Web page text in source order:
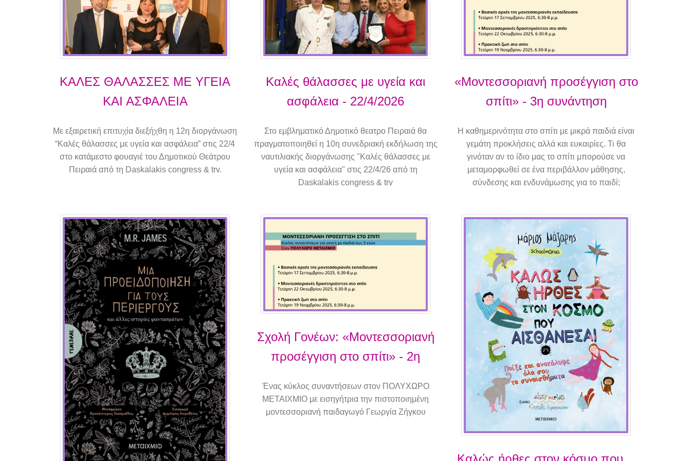
KΑΛΕΣ ΘΑΛΑΣΣΕΣ ΜΕ ΥΓΕΙΑ
ΚΑΙ ΑΣΦΑΛΕΙΑ
Με εξαιρετική επιτυχία διεξήχθη η 12η διοργάνωση
“Καλές θάλασσες με υγεία και ασφάλεια” στις 22/4
στο κατάμεστο φουαγιέ του Δημοτικού Θεάτρου
Πειραιά από τη Daskalakis congress & trv.
Καλές θάλασσες με υγεία και
ασφάλεια - 22/4/2026
Στο εμβληματικό Δημοτικό θεατρο Πειραιά θα
πραγματοποιηθεί η 10η συνεδριακή εκδήλωση της
ναυτιλιακής διοργάνωσης "Καλές θάλασσες με
υγεία και ασφάλεια" στις 22/4/26 από τη
Daskalakis congress & trv
«Μοντεσσοριανή προσέγγιση στο
σπίτι» - 3η συνάντηση
Η καθημερινότητα στο σπίτι με μικρά παιδιά είναι
γεμάτη προκλήσεις αλλά και ευκαιρίες. Τι θα
γινόταν αν το ίδιο μας το σπίτι μπορούσε να
μεταμορφωθεί σε ένα περιβάλλον μάθησης,
σύνδεσης και ενδυνάμωσης για το παιδί;
Σχολή Γονέων: «Μοντεσσοριανή
προσέγγιση στο σπίτι» - 2η
Ένας κύκλος συναντήσεων στον ΠΟΛΥΧΩΡΟ
ΜΕΤΑΙΧΜΙΟ με εισηγήτρια την πιστοποιημένη
μοντεσσοριανή παιδαγωγό Γεωργία Ζήγκου